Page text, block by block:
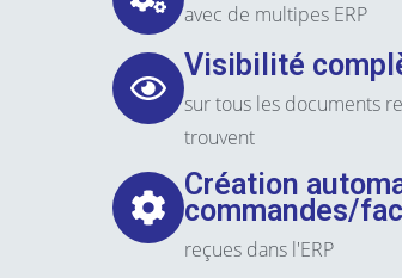
avec de multipes ERP
Visibilité
sur tous les documents
trouvent
Création
commandes/
reçues dans l'ERP